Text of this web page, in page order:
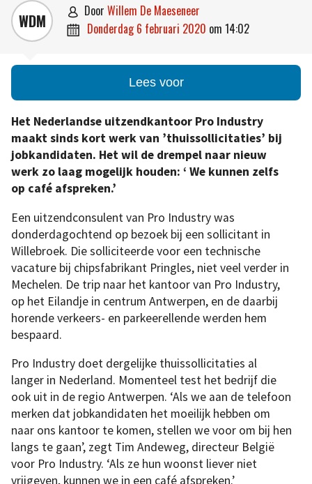
WDM  door Willem De Maeseneer
 donderdag 6 februari 2020 om 14:02
Lees voor
Het Nederlandse uitzendkantoor Pro Industry
maakt sinds kort werk van ’thuissollicitaties’ bij
jobkandidaten. Het wil de drempel naar nieuw
werk zo laag mogelijk houden: ‘ We kunnen zelfs
op café afspreken.’
Een uitzendconsulent van Pro Industry was
donderdagochtend op bezoek bij een sollicitant in
Willebroek. Die solliciteerde voor een technische
vacature bij chipsfabrikant Pringles, niet veel verder in
Mechelen. De trip naar het kantoor van Pro Industry,
op het Eilandje in centrum Antwerpen, en de daarbij
horende verkeers- en parkeerellende werden hem
bespaard.
Pro Industry doet dergelijke thuissollicitaties al
langer in Nederland. Momenteel test het bedrijf die
ook uit in de regio Antwerpen. ‘Als we aan de telefoon
merken dat jobkandidaten het moeilijk hebben om
naar ons kantoor te komen, stellen we voor om bij hen
langs te gaan’, zegt Tim Andeweg, directeur België
voor Pro Industry. ‘Als ze hun woonst liever niet
vrijgeven, kunnen we in een café afspreken.’